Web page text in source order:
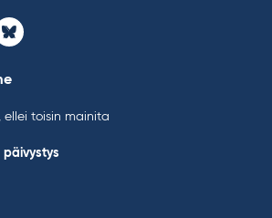
Bluesky
ellei toisin mainita
päivystys